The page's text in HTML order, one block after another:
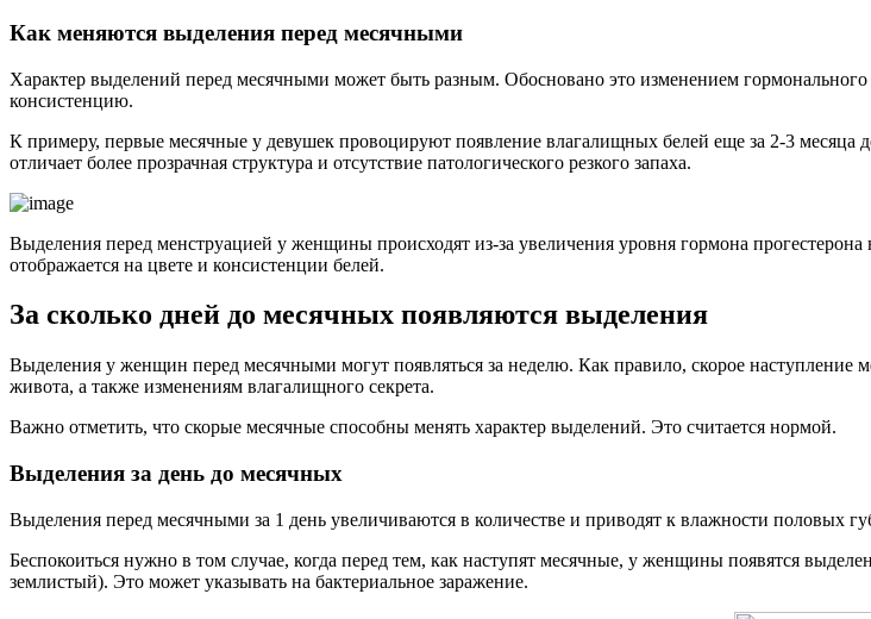
Как меняются выделения перед месячными
Характер выделений перед месячными может быть разным. Обосновано это изменением
консистенцию.
К примеру, первые месячные у девушек провоцируют появление влагалищных белей еще за 2-3
отличает более прозрачная структура и отсутствие патологического резкого запаха.
Выделения перед менструацией у женщины происходят из-за увеличения уровня гормона
отображается на цвете и консистенции белей.
За сколько дней до месячных появляются выделения
Выделения у женщин перед месячными могут появляться за неделю. Как правило, скорое
живота, а также изменениям влагалищного секрета.
Важно отметить, что скорые месячные способны менять характер выделений. Это считается нормой.
Выделения за день до месячных
Выделения перед месячными за 1 день увеличиваются в количестве и приводят к влажности половых
Беспокоиться нужно в том случае, когда перед тем, как наступят месячные, у женщины появятся
землистый). Это может указывать на бактериальное заражение.